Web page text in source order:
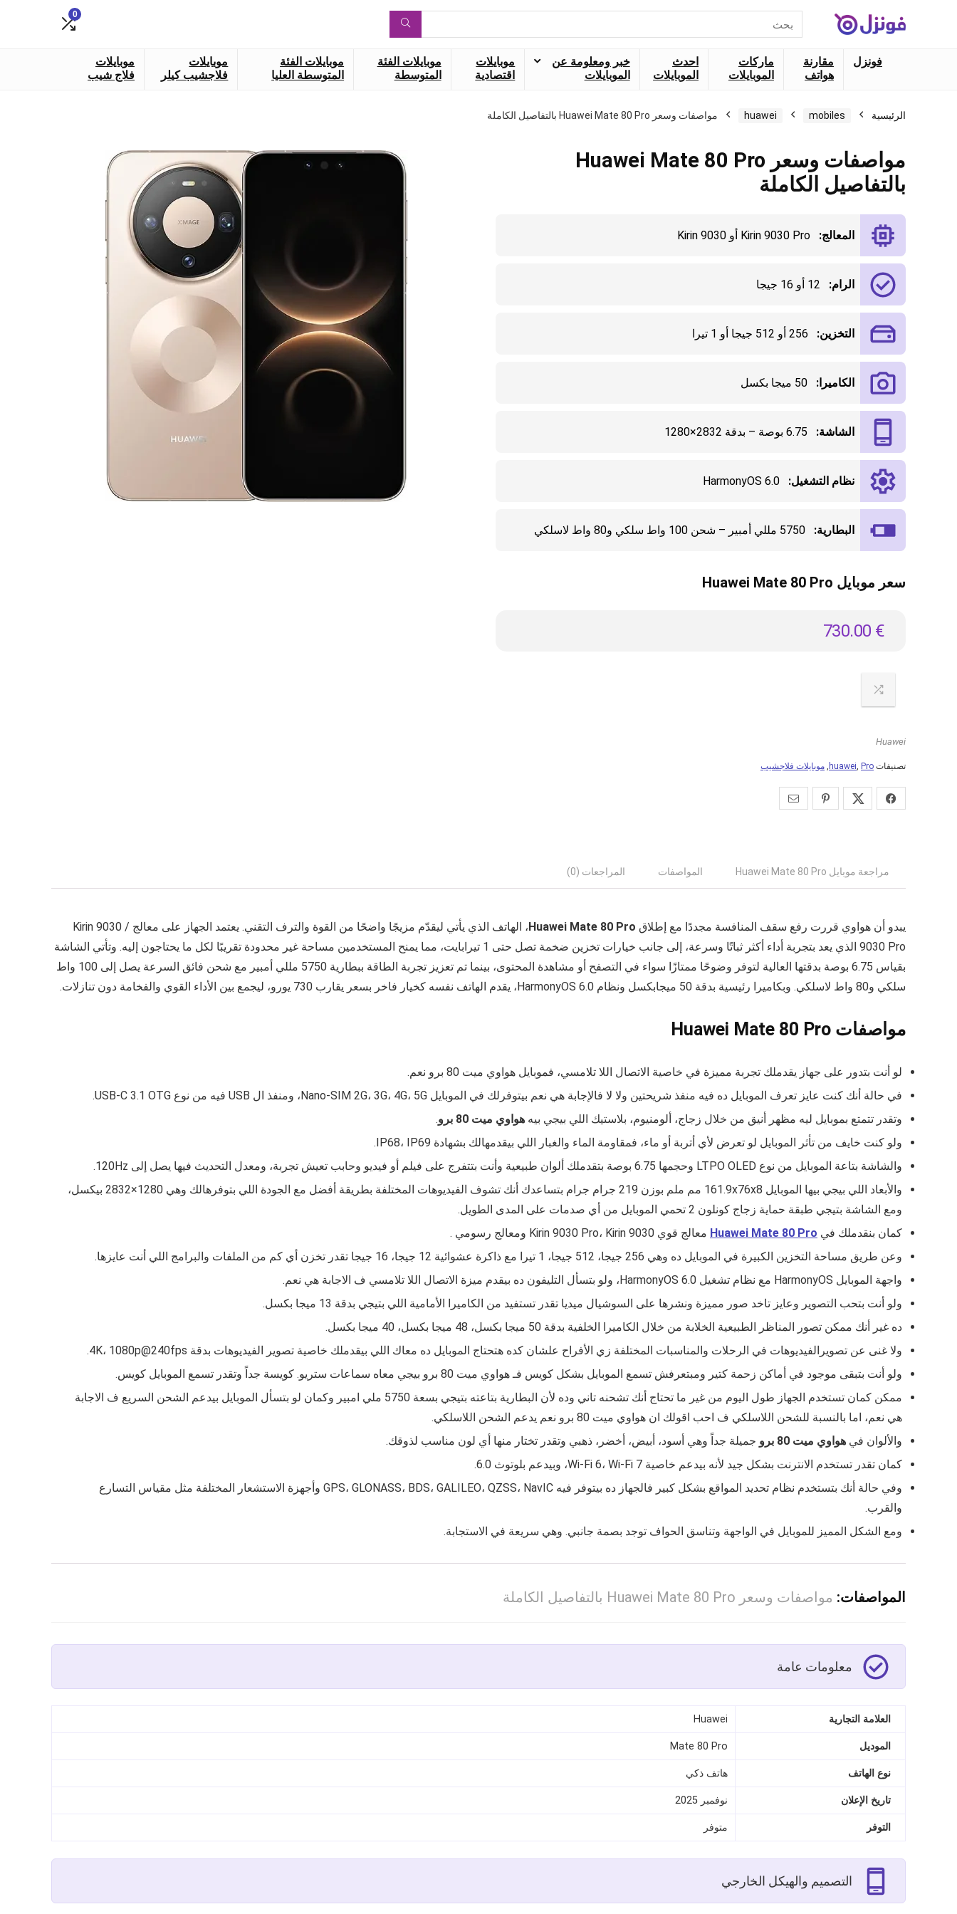
عن:
0
فونزل
مقارنة
هواتف
ماركات
الموبايلات
احدث
الموبايلات
خبر ومعلومة عن
الموبايلات
موبايلات
اقتصادية
موبايلات الفئة
المتوسطة
موبايلات الفئة
المتوسطة العليا
موبايلات
فلاجشيب كيلر
موبايلات
فلاج شيب
الرئيسية mobiles
huawei مواصفات وسعر Huawei Mate 80 Pro بالتفاصيل الكاملة
مواصفات وسعر Huawei Mate 80 Pro
بالتفاصيل الكاملة
المعالج: Kirin 9030 Pro أو Kirin 9030
الرام: 12 أو 16 جيجا
التخزين: 256 أو 512 جيجا أو 1 تيرا
الكاميرا: 50 ميجا بكسل
الشاشة: 6.75 بوصة – بدقة 2832×1280
نظام التشغيل: HarmonyOS 6.0
البطارية: 5750 مللي أمبير – شحن 100 واط سلكي و80 واط لاسلكي
سعر موبايل Huawei Mate 80 Pro
€
730.00
Huawei
تصنيفات huawei, Pro
, موبايلات فلاجشيب
مراجعة موبايل Huawei Mate 80 Pro المواصفات المراجعات (0)
يبدو أن هواوي قررت رفع سقف المنافسة مجددًا مع إطلاق Huawei Mate 80 Pro
، الهاتف الذي يأتي ليقدّم مزيجًا واضحًا من القوة والترف التقني. يعتمد الجهاز على معالج Kirin 9030 /
9030 Pro الذي يعد بتجربة أداء أكثر ثباتًا وسرعة، إلى جانب خيارات تخزين ضخمة تصل حتى 1 تيرابايت، مما يمنح المستخدمين مساحة غير محدودة تقريبًا لكل ما يحتاجون إليه. وتأتي الشاشة
بقياس 6.75 بوصة بدقتها العالية لتوفر وضوحًا ممتازًا سواء في التصفح أو مشاهدة المحتوى، بينما تم تعزيز تجربة الطاقة ببطارية 5750 مللي أمبير مع شحن فائق السرعة يصل إلى 100 واط
سلكي و80 واط لاسلكي. وبكاميرا رئيسية بدقة 50 ميجابكسل ونظام HarmonyOS 6.0، يقدم الهاتف نفسه كخيار فاخر بسعر يقارب 730 يورو، ليجمع بين الأداء القوي والفخامة دون تنازلات.
مواصفات Huawei Mate 80 Pro
لو أنت بتدور على جهاز يقدملك تجربة مميزة في خاصية الاتصال اللا تلامسي، فموبايل هواوي ميت 80 برو نعم.
في حالة أنك كنت عايز تعرف الموبايل ده فيه منفذ شريحتين ولا لا فالإجابة هي نعم بيتوفرلك في الموبايل Nano‑SIM 2G، 3G، 4G، 5G، ومنفذ ال USB فيه من نوع USB‑C 3.1 OTG.
وتقدر تتمتع بموبايل ليه مظهر أنيق من خلال زجاج، ألومنيوم، بلاستيك اللي بيجي بيه هواوي ميت 80 برو
.
ولو كنت خايف من تأثر الموبايل لو تعرض لأي أتربة أو ماء، فمقاومة الماء والغبار اللي بيقدمهالك بشهادة
والشاشة بتاعة الموبايل من نوع LTPO OLED وحجمها 6.75 بوصة بتقدملك ألوان طبيعية وأنت بتتفرج على فيلم أو فيديو وحابب تعيش تجربة، ومعدل التحديث فيها يصل إلى 120Hz.
والأبعاد اللي بيجي بيها الموبايل 161.9x76x8 مم ملم بوزن 219 جرام جرام بتساعدك أنك تشوف الفيديوهات المختلفة بطريقة أفضل مع الجودة اللي بتوفرهالك وهي 1280×2832 بيكسل،
ومع الشاشة بتيجي طبقة حماية زجاج كونلون 2 تحمي الموبايل من أي صدمات على المدى الطويل.
كمان بنقدملك في Huawei Mate 80 Pro معالج قوي Kirin 9030 Pro، Kirin 9030 ومعالج رسومي .
وعن طريق مساحة التخزين الكبيرة في الموبايل ده وهي 256 جيجا، 512 جيجا، 1 تيرا مع ذاكرة عشوائية 12 جيجا، 16 جيجا تقدر تخزن أي كم من الملفات والبرامج اللي أنت عايزها.
واجهة الموبايل HarmonyOS مع نظام تشغيل HarmonyOS 6.0، ولو بتسأل التليفون ده بيقدم ميزة الاتصال اللا تلامسي ف الاجابة هي نعم.
ولو أنت بتحب التصوير وعايز تاخد صور مميزة ونشرها على السوشيال ميديا تقدر تستفيد من الكاميرا الأمامية اللي بتيجي بدقة 13 ميجا بكسل.
ده غير أنك ممكن تصور المناظر الطبيعية الخلابة من خلال الكاميرا الخلفية بدقة 50 ميجا بكسل، 48 ميجا بكسل، 40 ميجا بكسل.
ولا غنى عن تصويرالفيديوهات في الرحلات والمناسبات المختلفة زي الأفراح علشان كده هتحتاج الموبايل ده معاك اللي بيقدملك خاصية تصوير الفيديوهات بدقة 4K، 1080p@240fps.
ولو أنت بتبقى موجود في أماكن زحمة كتير ومبتعرفش تسمع الموبايل بشكل كويس فـ هواوي ميت 80 برو بيجي معاه سماعات ستريو. كويسة جداً وتقدر تسمع الموبايل كويس.
ممكن كمان تستخدم الجهاز طول اليوم من غير ما تحتاج أنك تشحنه تاني وده لأن البطارية بتاعته بتيجي بسعة 5750 ملي امبير وكمان لو بتسأل الموبايل بيدعم الشحن السريع ف الاجابة
هي نعم، اما بالنسبة للشحن اللاسلكي ف احب اقولك ان هواوي ميت 80 برو نعم يدعم الشحن اللاسلكي.
والألوان في هواوي ميت 80 برو
جميلة جداً وهي أسود، أبيض، أخضر، ذهبي وتقدر تختار منها أي لون مناسب لذوقك.
كمان تقدر تستخدم الانترنت بشكل جيد لأنه بيدعم خاصية Wi‑Fi 6، Wi‑Fi 7، وبيدعم بلوتوث 6.0.
وفي حالة أنك بتستخدم نظام تحديد المواقع بشكل كبير فالجهاز ده بيتوفر فيه GPS، GLONASS، BDS، GALILEO، QZSS، NavIC وأجهزة الاستشعار المختلفة مثل مقياس التسارع
والقرب.
ومع الشكل المميز للموبايل في الواجهة وتناسق الحواف توجد بصمة جانبي. وهي سريعة في الاستجابة.
المواصفات: مواصفات وسعر Huawei Mate 80 Pro بالتفاصيل الكاملة
معلومات عامة
العلامة التجارية Huawei
الموديل Mate 80 Pro
نوع الهاتف هاتف ذكي
تاريخ الإعلان نوفمبر 2025
التوفر متوفر
التصميم والهيكل الخارجي